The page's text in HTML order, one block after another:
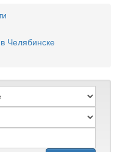
Челябинске